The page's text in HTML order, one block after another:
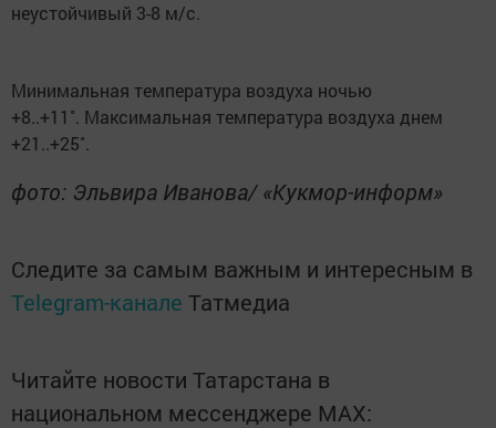
неустойчивый 3-8 м/с.
Минимальная температура воздуха ночью
+8..+11˚. Максимальная температура воздуха днем
+21..+25˚.
фото: Эльвира Иванова/ «Кукмор-информ»
Следите за самым важным и интересным в
Telegram-канале Татмедиа
Читайте новости Татарстана в
национальном мессенджере MАХ: